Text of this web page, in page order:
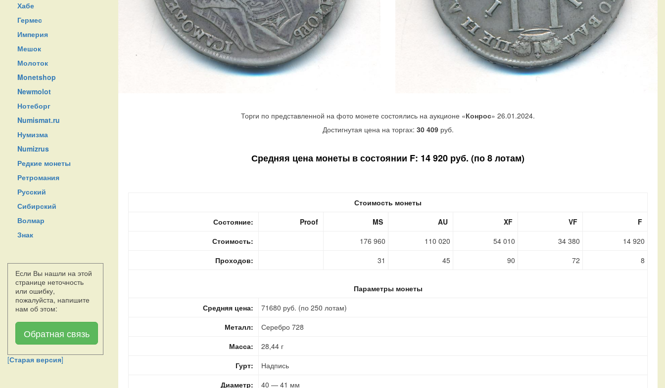
Хабе
Гермес
Империя
Мешок
Молоток
Monetshop
Newmolot
Нотеборг
Numismat.ru
Нумизма
Numizrus
Редкие монеты
Ретромания
Русский
Сибирский
Волмар
Знак
Если Вы нашли на этой
странице неточность
или ошибку,
пожалуйста, напишите
нам об этом:
Обратная связь
[Старая версия]
Торги по представленной на фото монете состоялись на аукционе «Конрос» 26.01.2024.
Достигнутая цена на торгах: 30 409руб.
Средняя цена монеты в состоянии F: 14 920 руб. (по 8 лотам)
Стоимость монеты
Состояние:
Proof MS AU XF VF
F
Стоимость:
176 960 110 020 54 010 34 380
14 920
Проходов:
31 45 90 72 8
Параметры монеты
Средняя цена:
71680 руб. (по 250 лотам)
Металл:
Серебро 728
Масса:
28,44 г
Гурт:
Надпись
Диаметр:
40 — 41 мм